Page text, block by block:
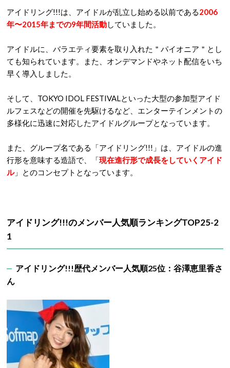
アイドリング!!!は、アイドルが乱立し始める以前である2006
年〜2015年までの9年間活動していました。
アイドルに、バラエティ要素を取り入れた＂パイオニア＂とし
ても知られています。また、オンデマンドやネット配信をいち
早く導入しました。
そして、TOKYO IDOL FESTIVALといった大型の参加型アイド
ルフェスなどの開催を先駆けるなど、エンターテインメントの
多様化に迅速に対応したアイドルグループとなっています。
また、グループ名である「アイドリング!!!」は、アイドルの進
行形を意味する造語で、「現在進行形で成長をしていくアイド
ル」とのコンセプトとなっています。
アイドリング!!!のメンバー人気順ランキングTOP25-2
1
アイドリング!!!歴代メンバー人気順25位：谷澤恵里香さ
ん